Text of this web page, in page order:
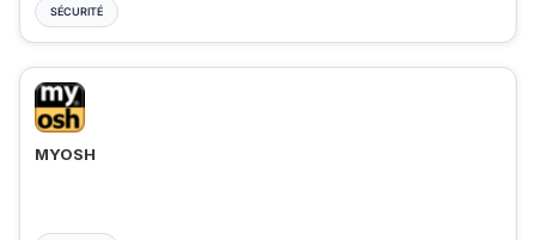
SÉCURITÉ
MYOSH